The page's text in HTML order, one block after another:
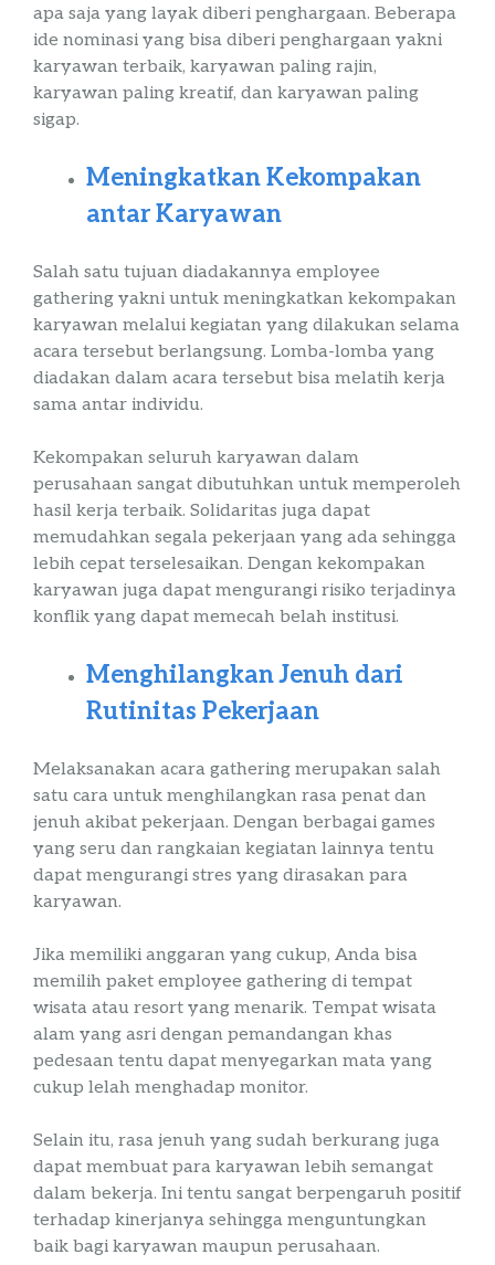
apa saja yang layak diberi penghargaan. Beberapa
ide nominasi yang bisa diberi penghargaan yakni
karyawan terbaik, karyawan paling rajin,
karyawan paling kreatif, dan karyawan paling
sigap.
Meningkatkan Kekompakan
antar Karyawan
Salah satu tujuan diadakannya employee
gathering yakni untuk meningkatkan kekompakan
karyawan melalui kegiatan yang dilakukan selama
acara tersebut berlangsung. Lomba-lomba yang
diadakan dalam acara tersebut bisa melatih kerja
sama antar individu.
Kekompakan seluruh karyawan dalam
perusahaan sangat dibutuhkan untuk memperoleh
hasil kerja terbaik. Solidaritas juga dapat
memudahkan segala pekerjaan yang ada sehingga
lebih cepat terselesaikan. Dengan kekompakan
karyawan juga dapat mengurangi risiko terjadinya
konflik yang dapat memecah belah institusi.
Menghilangkan Jenuh dari
Rutinitas Pekerjaan
Melaksanakan acara gathering merupakan salah
satu cara untuk menghilangkan rasa penat dan
jenuh akibat pekerjaan. Dengan berbagai games
yang seru dan rangkaian kegiatan lainnya tentu
dapat mengurangi stres yang dirasakan para
karyawan.
Jika memiliki anggaran yang cukup, Anda bisa
memilih paket employee gathering di tempat
wisata atau resort yang menarik. Tempat wisata
alam yang asri dengan pemandangan khas
pedesaan tentu dapat menyegarkan mata yang
cukup lelah menghadap monitor.
Selain itu, rasa jenuh yang sudah berkurang juga
dapat membuat para karyawan lebih semangat
dalam bekerja. Ini tentu sangat berpengaruh positif
terhadap kinerjanya sehingga menguntungkan
baik bagi karyawan maupun perusahaan.